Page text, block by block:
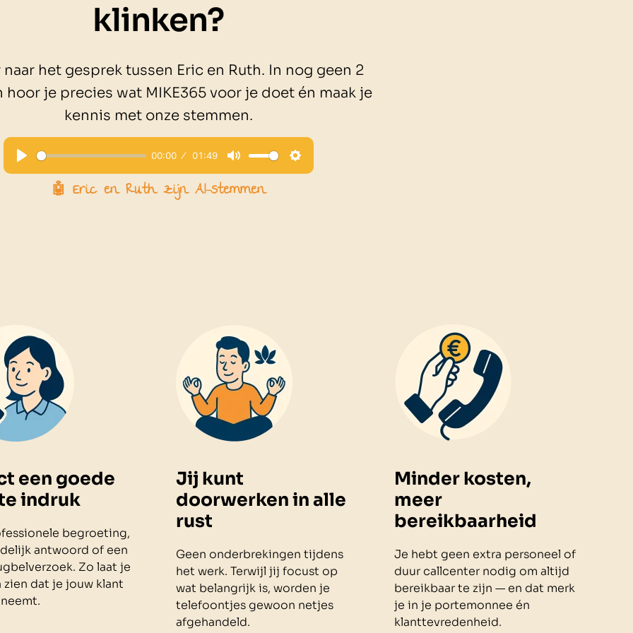
klinken?
naar het gesprek tussen Eric en Ruth. In nog geen 2
hoor je precies wat MIKE365 voor je doet én maak je
kennis met onze stemmen.
Play
00:00 01:49
Mute Settings
🤖 Eric en Ruth zijn AI-stemmen
een goede
indruk
begroeting,
antwoord of een
Zo laat je
zien dat je jouw klant
Jij kunt
doorwerken in alle
rust
Geen onderbrekingen tijdens
het werk. Terwijl jij focust op
wat belangrijk is, worden je
telefoontjes gewoon netjes
afgehandeld.
Minder kosten,
meer
bereikbaarheid
Je hebt geen extra personeel of
duur callcenter nodig om altijd
bereikbaar te zijn — en dat merk
je in je portemonnee én
klanttevredenheid.